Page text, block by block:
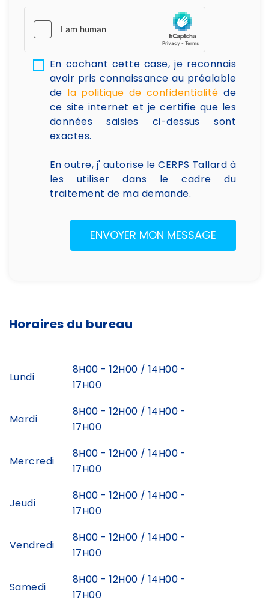
En cochant cette case, je reconnais
avoir pris connaissance au préalable
de la politique de confidentialité de
ce site internet et je certifie que les
données saisies ci-dessus sont
exactes.
En outre, j' autorise le CERPS Tallard à
les utiliser dans le cadre du
traitement de ma demande.
ENVOYER MON MESSAGE
Horaires du bureau
Lundi
8H00 - 12H00 / 14H00 -
17H00
Mardi
8H00 - 12H00 / 14H00 -
17H00
Mercredi
8H00 - 12H00 / 14H00 -
17H00
Jeudi
8H00 - 12H00 / 14H00 -
17H00
Vendredi
8H00 - 12H00 / 14H00 -
17H00
Samedi
8H00 - 12H00 / 14H00 -
17H00